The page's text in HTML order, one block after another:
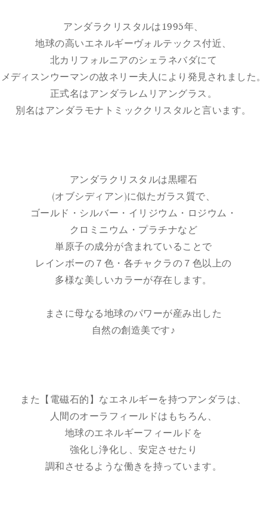
アンダラクリスタルは1995年、
地球の高いエネルギーヴォルテックス付近、
北カリフォルニアのシェラネバダにて
メディスンウーマンの故ネリー夫人により発見されました。
正式名はアンダラレムリアングラス。
別名はアンダラモナトミッククリスタルと言います。
アンダラクリスタルは黒曜石
(オブシディアン)に似たガラス質で、
ゴールド・シルバー・イリジウム・ロジウム・
クロミニウム・プラチナなど
単原子の成分が含まれていることで
レインボーの７色・各チャクラの７色以上の
多様な美しいカラーが存在します。
まさに母なる地球のパワーが産み出した
自然の創造美です♪
また【電磁石的】なエネルギーを持つアンダラは、
人間のオーラフィールドはもちろん、
地球のエネルギーフィールドを
強化し浄化し、安定させたり
調和させるような働きを持っています。